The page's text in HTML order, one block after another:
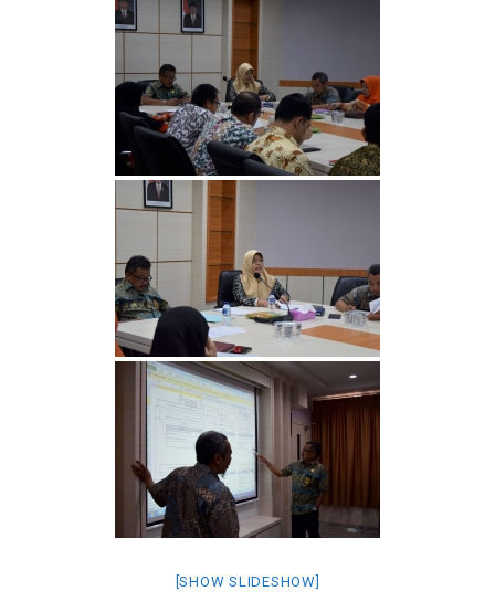
[SHOW SLIDESHOW]